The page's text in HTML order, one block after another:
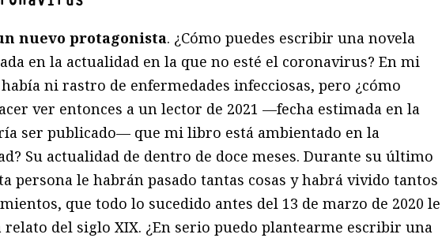
nuevo protagonista. ¿Cómo puedes escribir una novela
en la actualidad en la que no esté el coronavirus? En mi
ni rastro de enfermedades infecciosas, pero ¿cómo
ver entonces a un lector de 2021 —fecha estimada en la
ser publicado— que mi libro está ambientado en la
Su actualidad de dentro de doce meses. Durante su último
persona le habrán pasado tantas cosas y habrá vivido tantos
que todo lo sucedido antes del 13 de marzo de 2020 le
relato del siglo XIX. ¿En serio puedo plantearme escribir una